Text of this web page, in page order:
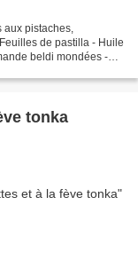
aux pistaches,
de pastilla - Huile
beldi mondées -
tonka